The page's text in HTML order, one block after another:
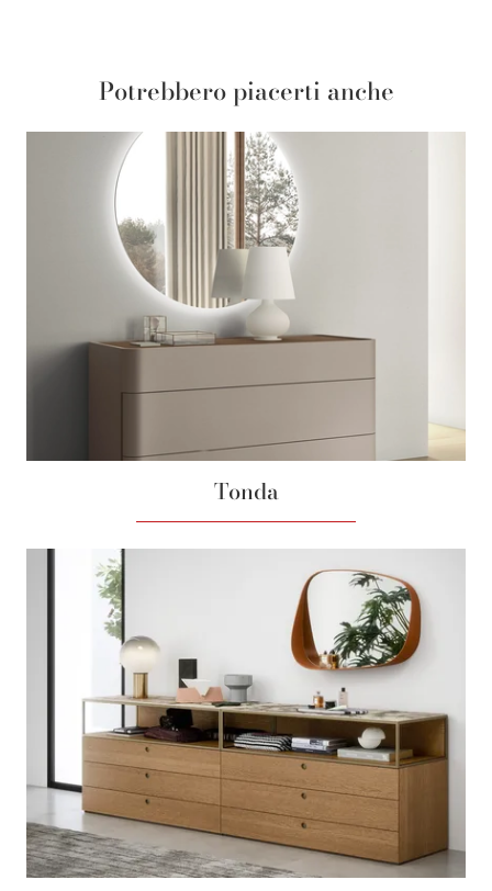
Potrebbero piacerti anche
Tonda